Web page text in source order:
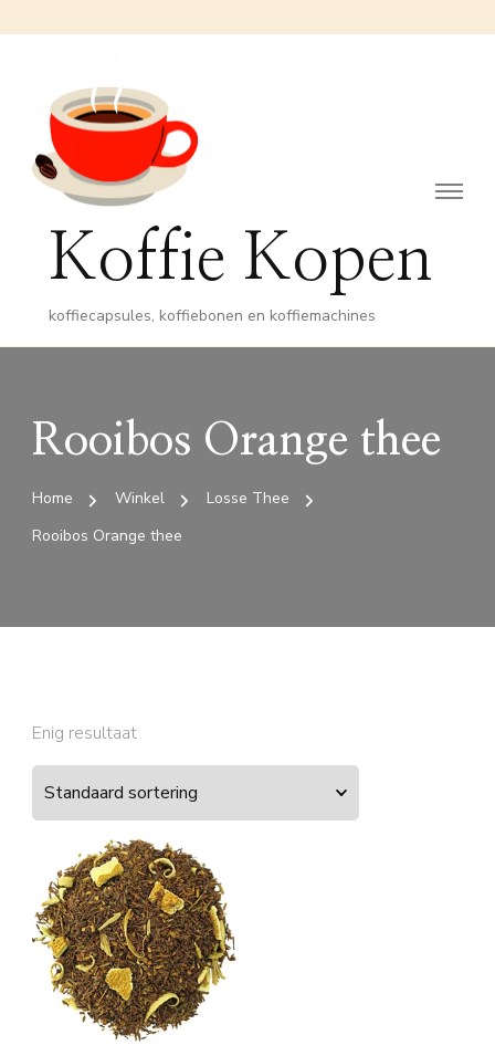
Koffie Kopen
koffiecapsules, koffiebonen en koffiemachines
Rooibos Orange thee
Home Winkel
Losse Thee
Rooibos Orange thee
Enig resultaat